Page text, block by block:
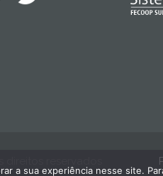
a sua experiência nesse site.